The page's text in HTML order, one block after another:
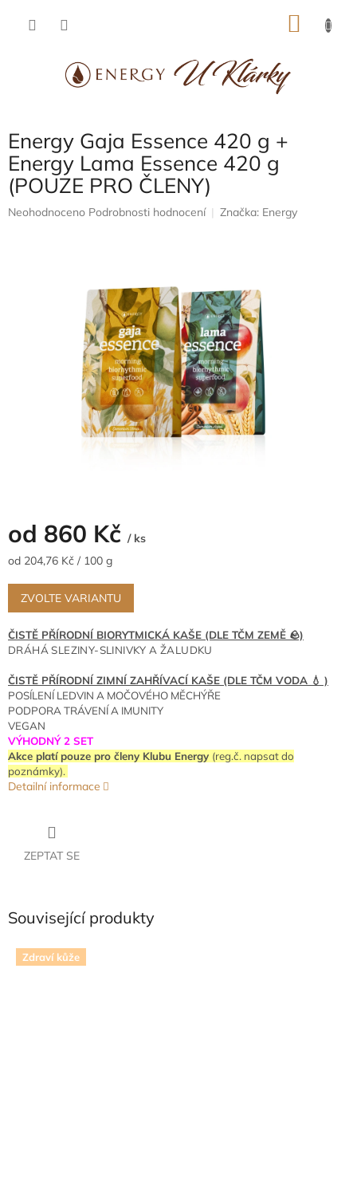
Energy Gaja Essence 420 g +
Energy Lama Essence 420 g
(POUZE PRO ČLENY)
Průměrné
Neohodnoceno Podrobnosti hodnocení Značka: Energy
od 860 Kč / ks
Měrná
od 204,76 Kč / 100 g
ZVOLTE VARIANTU
ČISTĚ PŘÍRODNÍ BIORYTMICKÁ KAŠE (DLE TČM ZEMĚ 🪨)
DRÁHÁ SLEZINY-SLINIVKY A ŽALUDKU
ČISTĚ PŘÍRODNÍ ZIMNÍ ZAHŘÍVACÍ KAŠE (DLE TČM VODA 💧 )
POSÍLENÍ LEDVIN A MOČOVÉHO MĚCHÝŘE
PODPORA TRÁVENÍ A IMUNITY
VEGAN
VÝHODNÝ 2 SET
Akce platí pouze pro členy Klubu Energy (reg.č. napsat do
poznámky).
Detailní informace
ZEPTAT SE
Související produkty
Zdraví kůže